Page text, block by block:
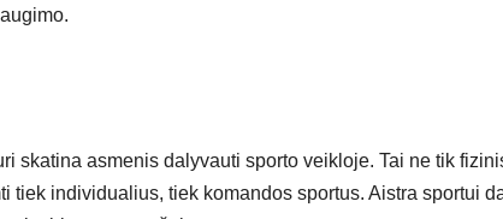
skatina asmenis dalyvauti sporto veikloje. Tai ne tik
individualius, tiek komandos sportus. Aistra sportui